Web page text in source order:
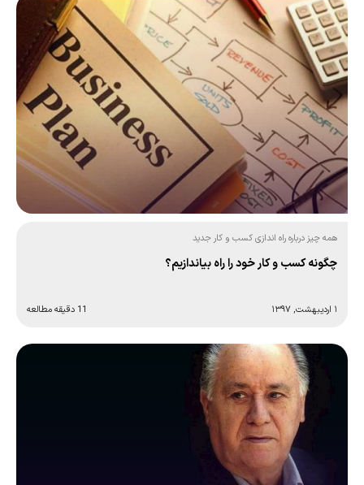
همه چیز درباره راه اندازی کسب و کار جدید
چگونه کسب و کار خود را راه بیاندازیم؟
۱ اردیبهشت, ۱۳۹۷ 11 دقیقه مطالعه